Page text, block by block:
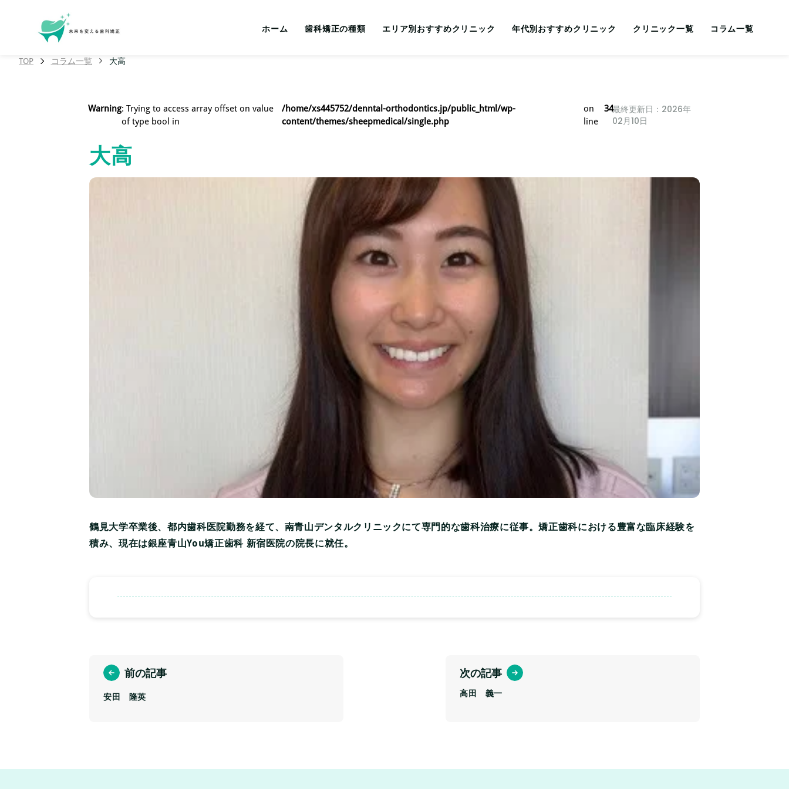
ホーム 歯科矯正の種類 エリア別おすすめクリニック 年代別おすすめクリニック クリニック一覧 コラム一覧
TOP コラム一覧 大高
Warning: Trying to access array offset on value
of type bool in
/home/xs445752/denntal-orthodontics.jp/public_html/wp-
content/themes/sheepmedical/single.php
on
line
34最終更新日：2026年
02月10日
大高
鶴見大学卒業後、都内歯科医院勤務を経て、南青山デンタルクリニックにて専門的な歯科治療に従事。矯正歯科における豊富な臨床経験を
積み、現在は銀座青山You矯正歯科 新宿医院の院長に就任。
前の記事
安田 隆英
次の記事
高田 義一